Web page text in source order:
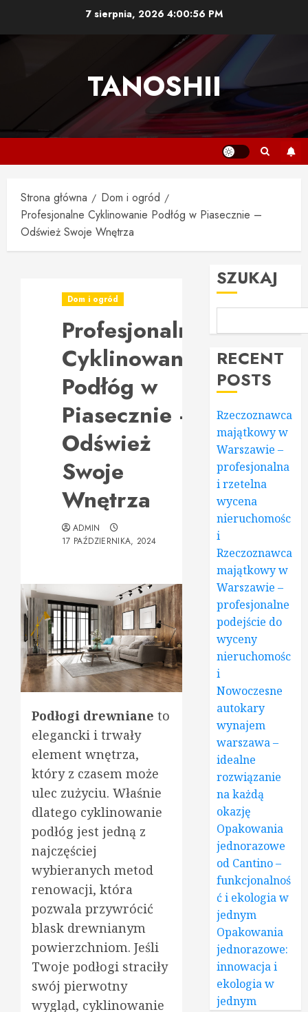
7 sierpnia, 20264:00:57 PM
TANOSHII
Strona główna
Dom i ogród
Profesjonalne Cyklinowanie Podłóg w Piasecznie –
Odśwież Swoje Wnętrza
Dom i ogród
Profesjonalne
Cyklinowanie
Podłóg w
Piasecznie –
Odśwież
Swoje
Wnętrza
ADMIN
17 PAŹDZIERNIKA, 2024
Podłogi drewniane to
elegancki i trwały
element wnętrza,
który z czasem może
ulec zużyciu. Właśnie
dlatego cyklinowanie
podłóg jest jedną z
najczęściej
wybieranych metod
renowacji, która
pozwala przywrócić
blask drewnianym
powierzchniom. Jeśli
Twoje podłogi straciły
swój pierwotny
wygląd, cyklinowanie
SZUKAJ
RECENT
POSTS
Rzeczoznawca
majątkowy w
Warszawie –
profesjonalna
i rzetelna
wycena
nieruchomośc
i
Rzeczoznawca
majątkowy w
Warszawie –
profesjonalne
podejście do
wyceny
nieruchomośc
i
Nowoczesne
autokary
wynajem
warszawa –
idealne
rozwiązanie
na każdą
okazję
Opakowania
jednorazowe
od Cantino –
funkcjonalnoś
ć i ekologia w
jednym
Opakowania
jednorazowe:
innowacja i
ekologia w
jednym